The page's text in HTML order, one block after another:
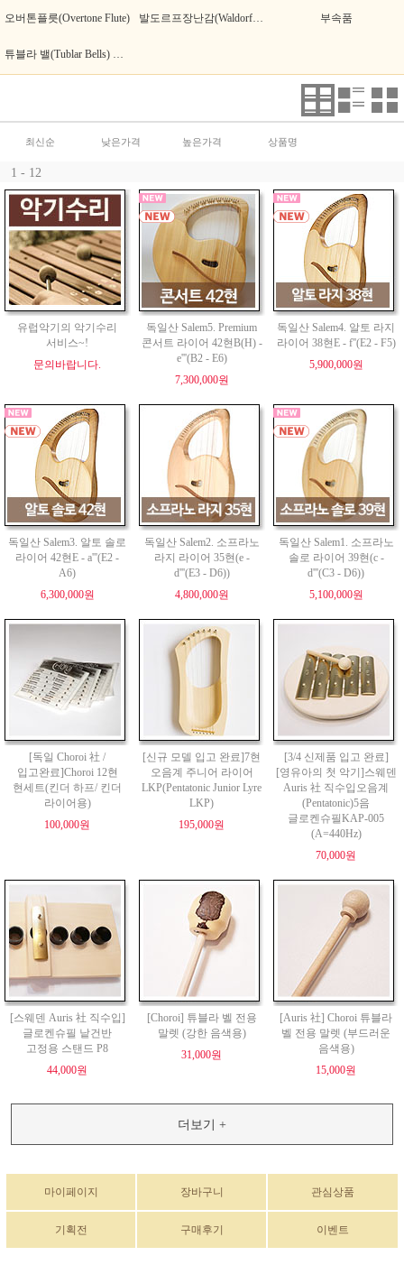
오버톤플릇(Overtone Flute) 부속품
최신순 낮은가격 높은가격 상품명
1 - 12
유럽악기의 악기수리
서비스~!
문의바랍니다.
독일산 Salem5. Premium
콘서트 라이어 42현B(H) -
e'''(B2 - E6)
7,300,000원
독일산 Salem4. 알토 라지
라이어 38현E - f''(E2 - F5)
5,900,000원
독일산 Salem3. 알토 솔로
라이어 42현E - a'''(E2 -
A6)
6,300,000원
독일산 Salem2. 소프라노
라지 라이어 35현(e -
d'''(E3 - D6))
4,800,000원
독일산 Salem1. 소프라노
솔로 라이어 39현(c -
d'''(C3 - D6))
5,100,000원
[독일 Choroi 社 /
입고완료]Choroi 12현
현세트(킨더 하프/ 킨더
라이어용)
100,000원
[신규 모델 입고 완료]7현
오음계 주니어 라이어
LKP(Pentatonic Junior Lyre
LKP)
195,000원
[3/4 신제품 입고 완료]
[영유아의 첫 악기]스웨덴
Auris 社 직수입오음계
(Pentatonic)5음
글로켄슈필KAP-005
(A=440Hz)
70,000원
[스웨덴 Auris 社 직수입]
글로켄슈필 낱건반
고정용 스탠드 P8
44,000원
[Choroi] 튜블라 벨 전용
말렛 (강한 음색용)
31,000원
[Auris 社] Choroi 튜블라
벨 전용 말렛 (부드러운
음색용)
15,000원
더보기 +
마이페이지 장바구니 관심상품
기획전 구매후기 이벤트